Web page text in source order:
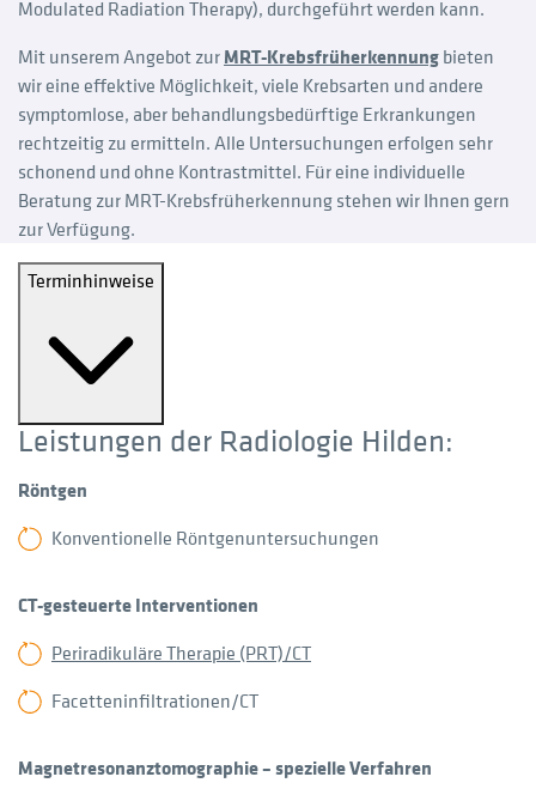
Modulated Radiation Therapy), durchgeführt werden kann.
Mit unserem Angebot zurMRT-Krebsfrüherkennungbieten
wir eine effektive Möglichkeit, viele Krebsarten und andere
symptomlose, aber behandlungsbedürftige Erkrankungen
rechtzeitig zu ermitteln. Alle Untersuchungen erfolgen sehr
schonend und ohne Kontrastmittel. Für eine individuelle
Beratung zur MRT-Krebsfrüherkennung stehen wir Ihnen gern
zur Verfügung.
Terminhinweise
Leistungen der Radiologie Hilden:
Röntgen
Konventionelle Röntgenuntersuchungen
CT-gesteuerte Interventionen
Periradikuläre Therapie (PRT)/CT
Facetteninfiltrationen/CT
Magnetresonanztomographie – spezielle Verfahren